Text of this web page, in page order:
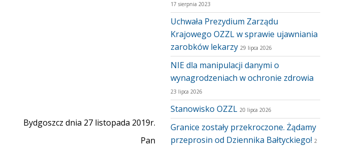
Bydgoszcz dnia 27 listopada 2019r.
Pan
17 sierpnia 2023
Uchwała Prezydium Zarządu
Krajowego OZZL w sprawie ujawniania
zarobków lekarzy 29 lipca 2026
NIE dla manipulacji danymi o
wynagrodzeniach w ochronie zdrowia
23 lipca 2026
Stanowisko OZZL 20 lipca 2026
Granice zostały przekroczone. Żądamy
przeprosin od Dziennika Bałtyckiego! 2